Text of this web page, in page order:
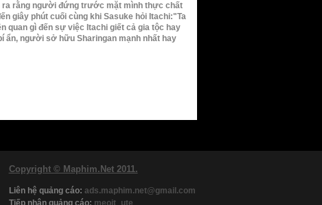
ra rằng người đứng trước mặt mình thực chất
giây phút cuối cùng khi Sasuke hỏi Itachi:"Ta
quan gì đến sự việc Itachi giết cả gia tộc hay
ẩn, người sở hữu Sharingan mạnh nhất hay
Copyright © Maphim.Net 2011.
Liên hệ quảng cáo: ads.maphim.net@gmail.com
Tiếp nhận quảng cáo: meoit_ute